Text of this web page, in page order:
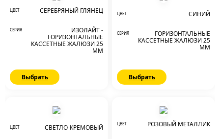
ЦВЕТ СЕРЕБРЯНЫЙ ГЛЯНЕЦ
СЕРИЯ
ИЗОЛАЙТ -
ГОРИЗОНТАЛЬНЫЕ
КАССЕТНЫЕ ЖАЛЮЗИ 25
ММ
Выбрать
ЦВЕТ СИНИЙ
СЕРИЯ
ГОРИЗОНТАЛЬНЫЕ
КАССЕТНЫЕ ЖАЛЮЗИ 25
ММ
Выбрать
ЦВЕТ СВЕТЛО-КРЕМОВЫЙ ЦВЕТ РОЗОВЫЙ МЕТАЛЛИК